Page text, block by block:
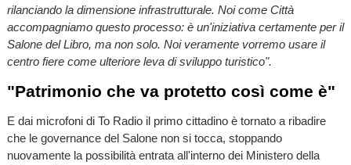
rilanciando la dimensione infrastrutturale. Noi come Città
accompagniamo questo processo: è un'iniziativa certamente per il
Salone del Libro, ma non solo. Noi veramente vorremo usare il
centro fiere come ulteriore leva di sviluppo turistico".
"Patrimonio che va protetto così come è"
E dai microfoni di To Radio il primo cittadino è tornato a ribadire
che le governance del Salone non si tocca, stoppando
nuovamente la possibilità entrata all'interno dei Ministero della